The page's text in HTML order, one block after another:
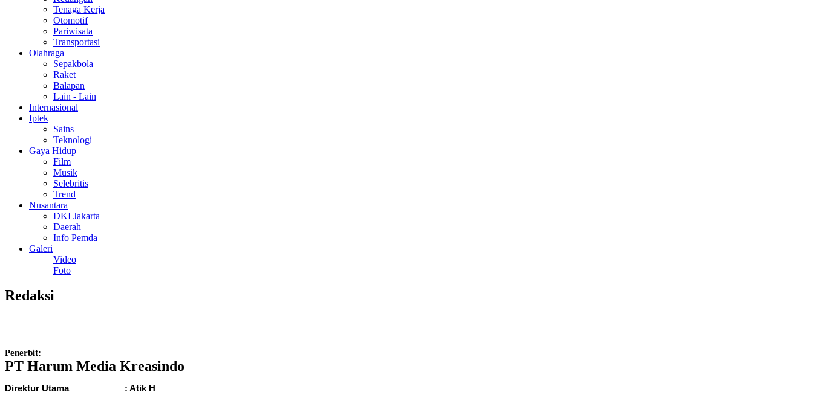
Tenaga Kerja
Otomotif
Pariwisata
Transportasi
Olahraga
Sepakbola
Raket
Balapan
Lain - Lain
Internasional
Iptek
Sains
Teknologi
Gaya Hidup
Film
Musik
Selebritis
Trend
Nusantara
DKI Jakarta
Daerah
Info Pemda
Galeri
Video
Foto
Redaksi
Penerbit:
PT Harum Media Kreasindo
Direktur Utama : Atik H